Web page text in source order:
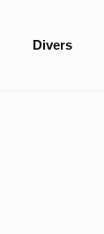
Divers